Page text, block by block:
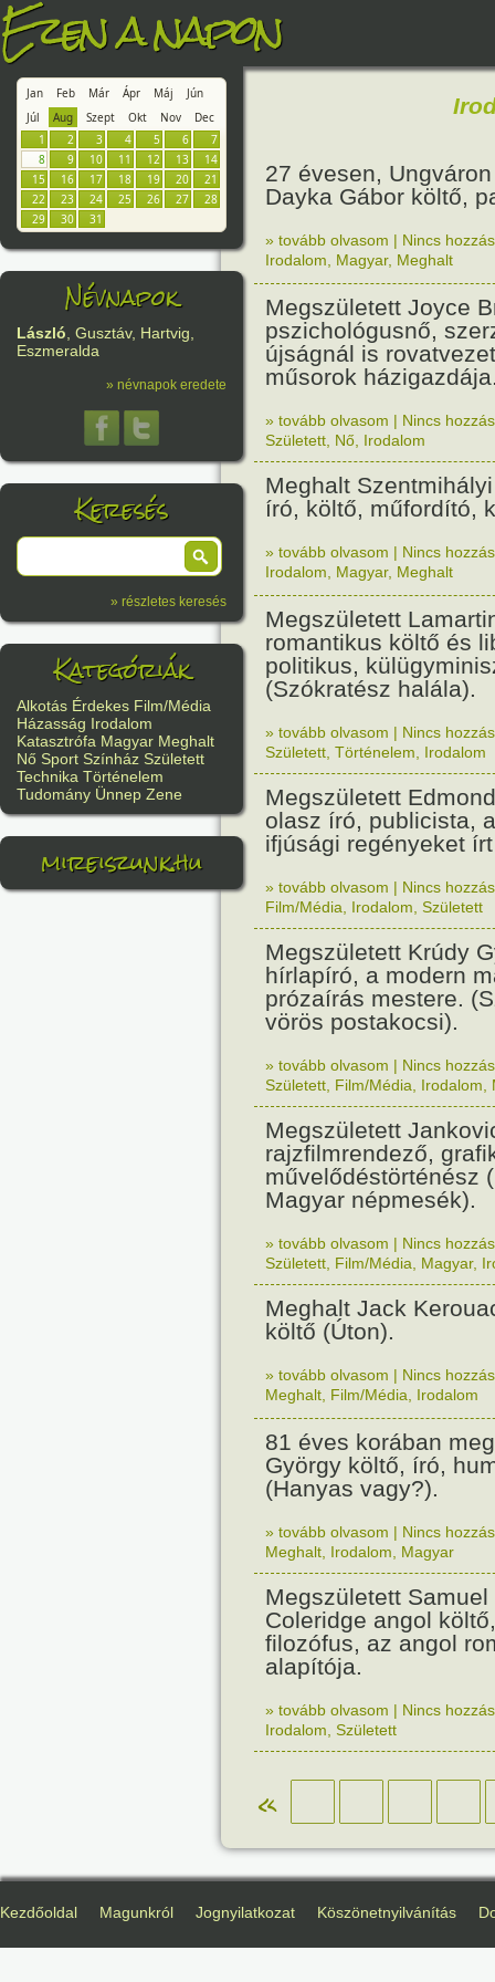
Ezen a napon
Jan Feb Már Ápr Máj
Jún
Júl
Aug Szept Okt Nov
Dec
1
2 3 4 5 6
7
8
9 10 11 12 13
14
15
16 17 18 19 20
21
22
23 24 25 26 27
28
29
30 31
Névnapok
László, Gusztáv, Hartvig,
Eszmeralda
» névnapok eredete
Keresés
» részletes keresés
Kategóriák
Alkotás Érdekes Film/Média
Házasság Irodalom
Katasztrófa Magyar Meghalt
Nő Sport Színház Született
Technika Történelem
Tudomány Ünnep Zene
mireiszunk.hu
27 évesen,
Dayka Gábor költő,
» tovább olvasom | Nincs
Irodalom
Magyar, Meghalt
Megszületett Joyce
pszichológusnő,
újságnál is
műsorok
» tovább olvasom | Nincs
Született Nő Irodalom
Meghalt
író, költő, műfordító,
» tovább olvasom | Nincs
Irodalom
Magyar, Meghalt
Megszületett
romantikus költő és
politikus,
(Szókratész halála).
» tovább olvasom | Nincs
Született Történelem Irodalom
Megszületett
olasz író, publicista,
ifjúsági regényeket
» tovább olvasom | Nincs
Film/Média
Irodalom Született
Megszületett Krúdy
hírlapíró, a modern
prózaírás mestere.
vörös postakocsi).
» tovább olvasom | Nincs
Született Film/Média Irodalom
Megszületett
rajzfilmrendező,
művelődéstörténész
Magyar népmesék).
» tovább olvasom | Nincs
Született Film/Média Magyar,
Meghalt Jack
költő (Úton).
» tovább olvasom | Nincs
Meghalt Film/Média Irodalom
81 éves korában
György költő, író,
(Hanyas vagy?).
» tovább olvasom | Nincs
Meghalt Irodalom Magyar
Megszületett Samuel
Coleridge angol
filozófus, az angol
alapítója.
» tovább olvasom | Nincs
Irodalom Született
«
Kezdőoldal Magunkról Jognyilatkozat Köszönetnyilvánítás